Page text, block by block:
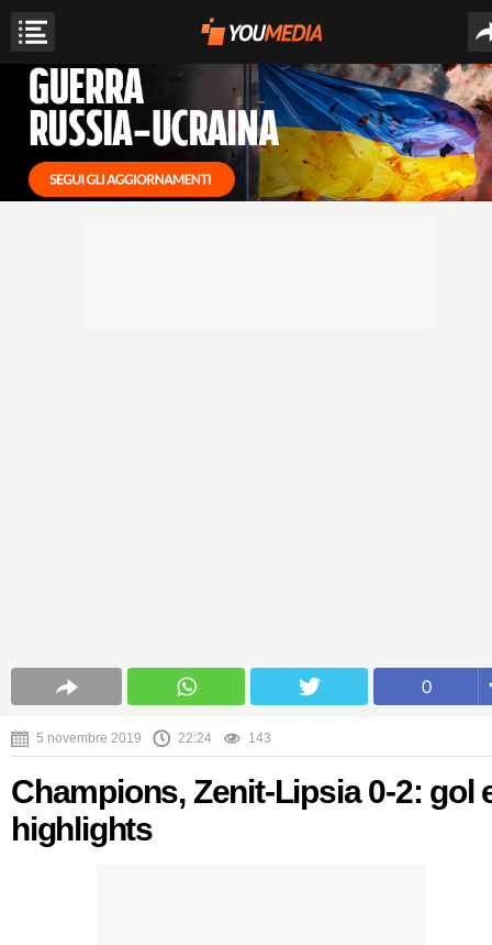
0
5 novembre 2019 22:24 143
Champions, Zenit-Lipsia 0-2: gol
highlights